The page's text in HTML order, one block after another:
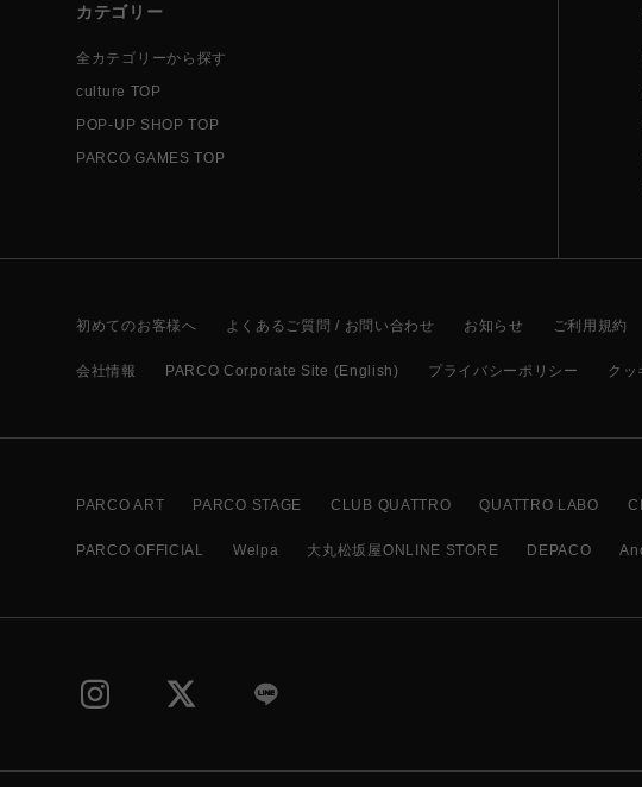
カテゴリー
全カテゴリーから探す
culture TOP
POP-UP SHOP TOP
PARCO GAMES TOP
初めてのお客様へ よくあるご質問 / お問い合わせ お知らせ ご利用規約
会社情報 PARCO Corporate Site (English) プライバシーポリシー クッ
PARCO ART PARCO STAGE CLUB QUATTRO QUATTRO LABO
PARCO OFFICIAL Welpa 大丸松坂屋ONLINE STORE DEPACO